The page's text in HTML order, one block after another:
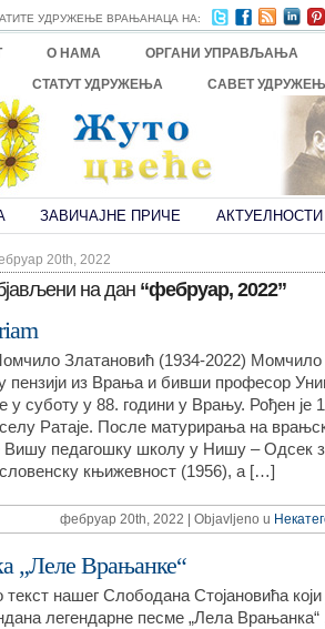
УДРУЖЕЊЕ ВРАЊАНАЦА НА:
О НАМА ОРГАНИ УПРАВЉАЊА
СТАТУТ УДРУЖЕЊА САВЕТ
ЗАВИЧАЈНЕ ПРИЧЕ АКТУЕЛНОСТИ
20th, 2022
на дан “фебруар, 2022”
Златановић (1934-2022) Момчило
пензији из Врања и бивши професор
у суботу у 88. години у Врању. Рођен је
Ратаје. После матурирања на
Вишу педагошку школу у Нишу – Одсек
књижевност (1956), а […]
фебруар 20th, 2022 | Objavljeno u
„Леле Врањанке“
нашег Слободана Стојановића
легендарне песме „Лела Врањанка“